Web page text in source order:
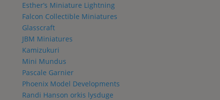
Esther’s Miniature Lightning
Falcon Collectible Miniatures
Glasscraft
JBM Miniatures
Kamizukuri
Mini Mundus
Pascale Garnier
Phoenix Model Developments
Randi Hanson orkis lysduge